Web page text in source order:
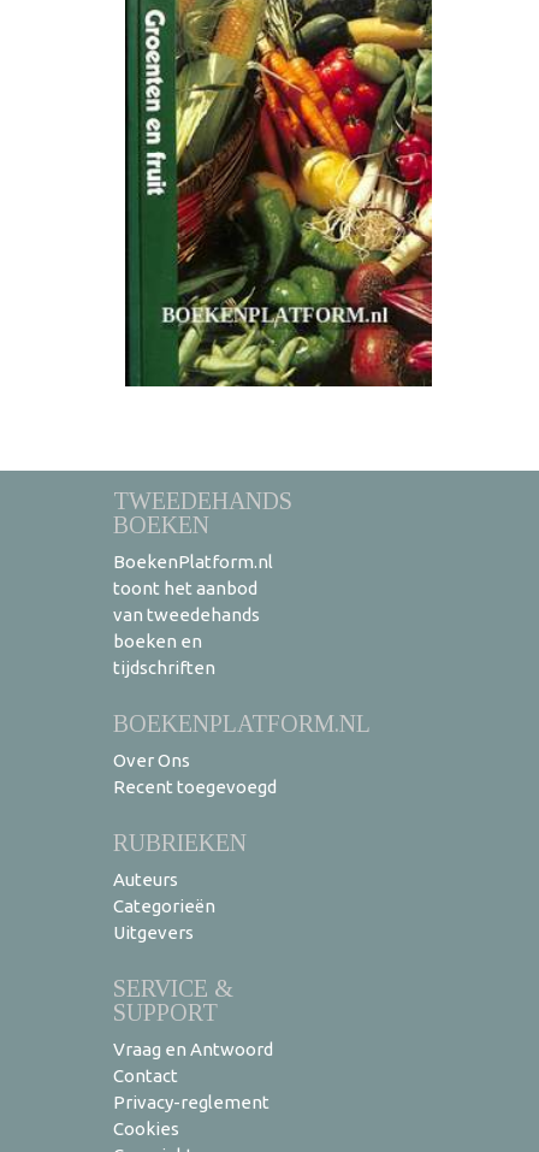
TWEEDEHANDS
BOEKEN
BoekenPlatform.nl
toont het aanbod
van tweedehands
boeken en
tijdschriften
BOEKENPLATFORM.NL
Over Ons
Recent toegevoegd
RUBRIEKEN
Auteurs
Categorieën
Uitgevers
SERVICE &
SUPPORT
Vraag en Antwoord
Contact
Privacy-reglement
Cookies